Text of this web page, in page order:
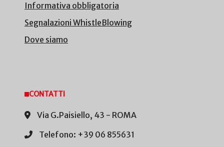
Informativa obbligatoria
Segnalazioni WhistleBlowing
Dove siamo
CONTATTI
Via G.Paisiello, 43 - ROMA
Telefono: +39 06 855631